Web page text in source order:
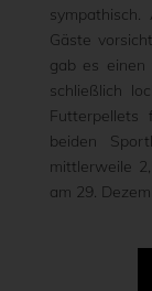
Gäste
gab es einen
schließlich
Futterpellets
beiden
mittlerweile
am 29.